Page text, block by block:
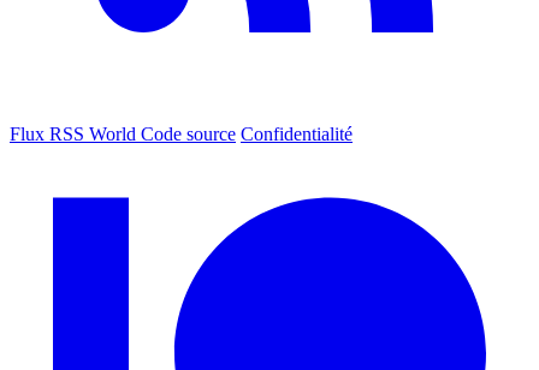
Flux RSS World Code source Confidentialité